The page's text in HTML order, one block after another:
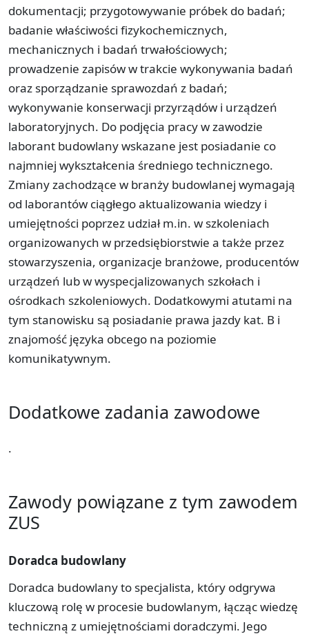
dokumentacji; przygotowywanie próbek do badań;
badanie właściwości fizykochemicznych,
mechanicznych i badań trwałościowych;
prowadzenie zapisów w trakcie wykonywania badań
oraz sporządzanie sprawozdań z badań;
wykonywanie konserwacji przyrządów i urządzeń
laboratoryjnych. Do podjęcia pracy w zawodzie
laborant budowlany wskazane jest posiadanie co
najmniej wykształcenia średniego technicznego.
Zmiany zachodzące w branży budowlanej wymagają
od laborantów ciągłego aktualizowania wiedzy i
umiejętności poprzez udział m.in. w szkoleniach
organizowanych w przedsiębiorstwie a także przez
stowarzyszenia, organizacje branżowe, producentów
urządzeń lub w wyspecjalizowanych szkołach i
ośrodkach szkoleniowych. Dodatkowymi atutami na
tym stanowisku są posiadanie prawa jazdy kat. B i
znajomość języka obcego na poziomie
komunikatywnym.
Dodatkowe zadania zawodowe
.
Zawody powiązane z tym zawodem
ZUS
Doradca budowlany
Doradca budowlany to specjalista, który odgrywa
kluczową rolę w procesie budowlanym, łącząc wiedzę
techniczną z umiejętnościami doradczymi. Jego